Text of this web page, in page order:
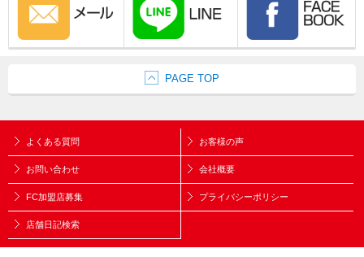
PAGE TOP
よくある質問
お問い合わせ
FC加盟店募集
店舗日記検索
お客様の声
会社概要
プライバシーポリシー